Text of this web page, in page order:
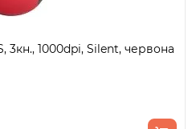
3кн., 1000dpi, Silent, червона